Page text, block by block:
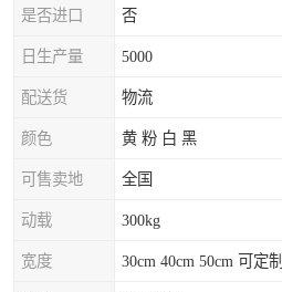
是否进口 否
日生产量 5000
配送货 物流
颜色 黄 粉 白 黑
可售卖地 全国
动载 300kg
宽度 30cm 40cm 50cm 可定制